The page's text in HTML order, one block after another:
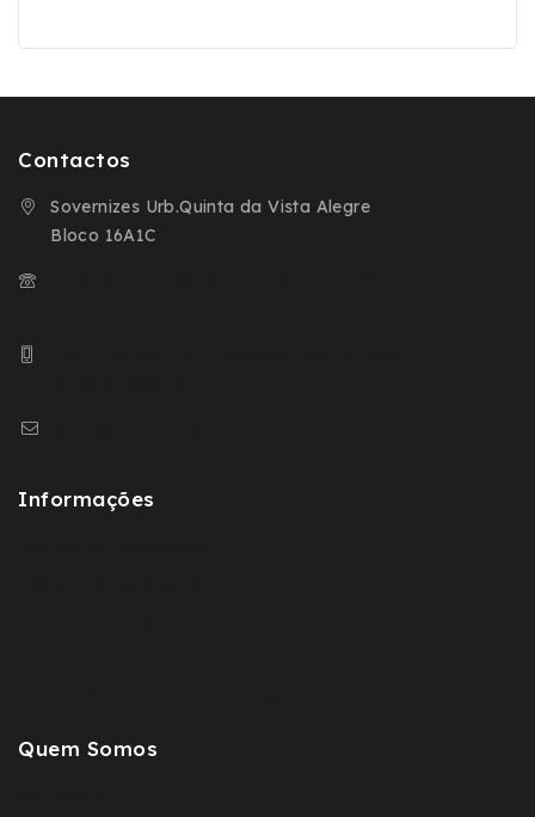
Contactos
Sovernizes Urb.Quinta da Vista Alegre
Bloco 16A1C
Informações
Quem Somos